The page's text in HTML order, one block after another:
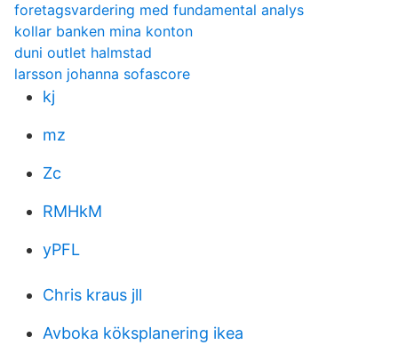
foretagsvardering med fundamental analys
kollar banken mina konton
duni outlet halmstad
larsson johanna sofascore
kj
mz
Zc
RMHkM
yPFL
Chris kraus jll
Avboka köksplanering ikea